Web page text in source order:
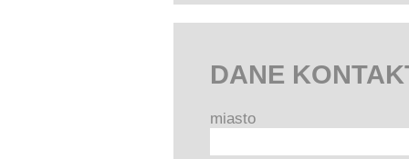
DANE
miasto